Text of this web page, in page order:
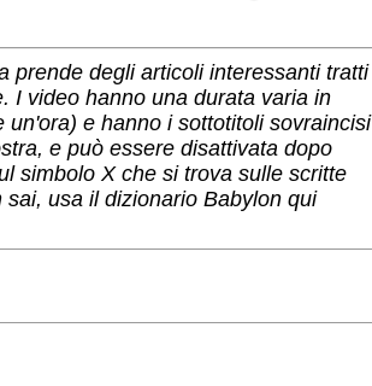
prende degli articoli interessanti tratti
I video hanno una durata varia in
e hanno i sottotitoli sovraincisi
e può essere disattivata dopo
simbolo X che si trova sulle scritte
usa il dizionario Babylon qui